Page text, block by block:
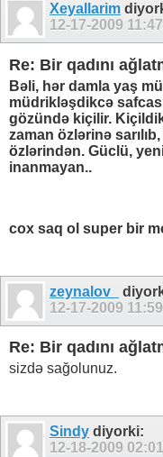
Xeyallarim
12-17-2009
Re: Bir qadını
Bəli, hər damla yaş
müdrikləşdikcə
gözündə kiçilir.
zaman özlərinə
özlərindən. Güclü,
inanmayan..
cox saq ol super bir
zeynalov_
12-17-2009
Re: Bir qadını
sizdə sağolunuz.
Sindy diyorki:
12-18-2009